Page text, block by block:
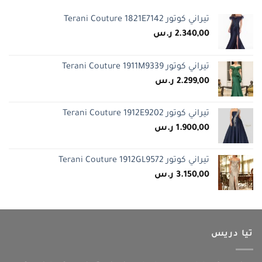
تيراني كوتور Terani Couture 1821E7142
2.340,00 ر.س
تيراني كوتور Terani Couture 1911M9339
2.299,00 ر.س
تيراني كوتور Terani Couture 1912E9202
1.900,00 ر.س
تيراني كوتور Terani Couture 1912GL9572
3.150,00 ر.س
تيا دريس